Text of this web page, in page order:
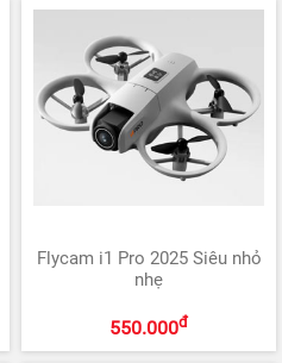
Flycam i1 Pro 2025 Siêu nhỏ
nhẹ
550.000đ